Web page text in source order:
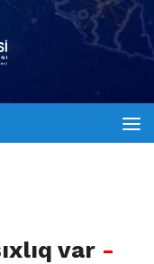
var -